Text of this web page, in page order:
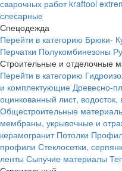
сварочных работ kraftool
слесарные
Спецодежда
Перейти в категорию Брюки-
Перчатки Полукомбинезоны
Строительные и отделочные
Перейти в категорию
и комплектующие Древесно-
оцинкованный лист,
Общестроительные
мембраны, укрывочные и
керамогранит Потолки
профили Стеклосетки,
ленты Сыпучие материалы